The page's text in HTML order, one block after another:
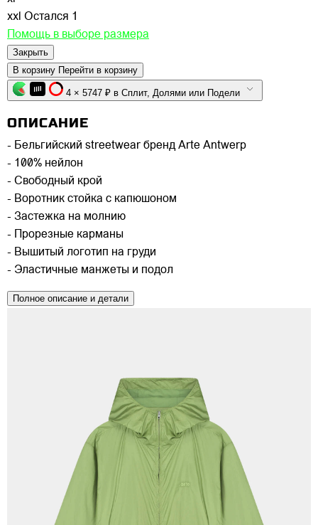
xxl Остался 1
Помощь в выборе размера
Закрыть
В корзину Перейти в корзину
4 × 5747 ₽ в Сплит, Долями или Подели
ОПИСАНИЕ
- Бельгийский streetwear бренд Arte Antwerp
- 100% нейлон
- Свободный крой
- Воротник стойка с капюшоном
- Застежка на молнию
- Прорезные карманы
- Вышитый логотип на груди
- Эластичные манжеты и подол
Полное описание и детали